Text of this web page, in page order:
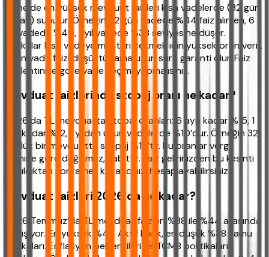
Genelde en yüksek mevduat faizleri kısa vadelerde (32 gün
- 3 ay) sunulur. Örneğin 32 gün vadede %44 faiz alırken, 6
ay vadede %40, 1 yıl vadede %38 seviyesine düşer.
Bankalar kısa vadeye müşteri çekmek için yüksek oran verir.
Uzun vade faizi düşüktür ama uzun süre garanti olur. Faiz
beklentinize göre vade seçimi yapmalısınız.
Mevduat faizlerinde stopaj oranı ne kadar?
2026’da TL mevduatta stopaj oranları: 6 aya kadar %15, 1
yıla kadar %12, 1 yıldan uzun vadelerde %10’dur. Örneğin 32
günlük bir mevduatta stopaj %15’tir. Bu oranlar vergi
dilimine göre değişmez, sabittir. Faiz gelirinizden bu kesinti
yapıldıktan sonra net kazancınızı hesaplayabilirsiniz.
Mevduat faizleri 2026’da ne kadar?
2026 Temmuz’da TL mevduat faizleri %38 ile %44 arasında
değişiyor. En yüksek %44 Aktif Bank, en düşük %38 kamu
bankaları. Enflasyon beklentileri ve TCMB politikaları